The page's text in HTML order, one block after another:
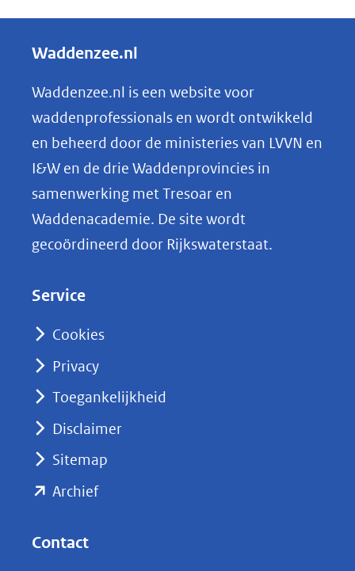
e
e
n
o
p
k
e
nieuw
naar
Waddenzee.nl
Waddenzee.nl is een website voor
waddenprofessionals en wordt ontwikkeld
en beheerd door de ministeries van LVVN en
I&W en de drie Waddenprovincies in
samenwerking met Tresoar en
Waddenacademie. De site wordt
gecoördineerd door Rijkswaterstaat.
Service
Cookies
Privacy
Toegankelijkheid
Disclaimer
Sitemap
Archief(opent
Contact